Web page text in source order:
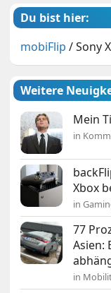
Du bist hier:
mobiFlip /Sony
Weitere
Mein
in
Xbox
in
77
Asien:
in